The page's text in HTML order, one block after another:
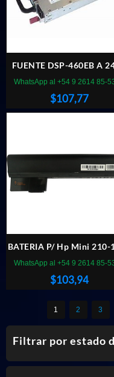
Filtrar por estado
FUENTE DSP-460EB A
460W SERVER
$107,77
WhatsApp al +54 9 2614 85-
BATERIA P/ Hp Mini 210-
210-2000 Hstnnn-
$103,94
WhatsApp al +54 9 2614 85-
1 2 3